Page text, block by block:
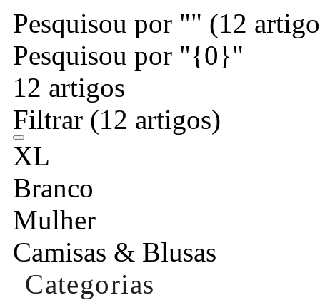
Pesquisou por "" (12
Pesquisou por "{0}"
12 artigos
Filtrar (12 artigos)
XL
Branco
Mulher
Camisas & Blusas
Categorias